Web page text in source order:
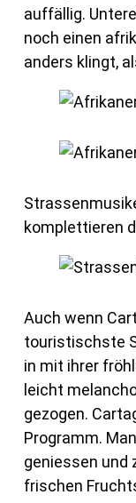
auffällig.
noch einen
anders klingt,
komplettieren
Auch wenn
touristischste
in mit ihrer
leicht
gezogen.
Programm.
geniessen und
frischen